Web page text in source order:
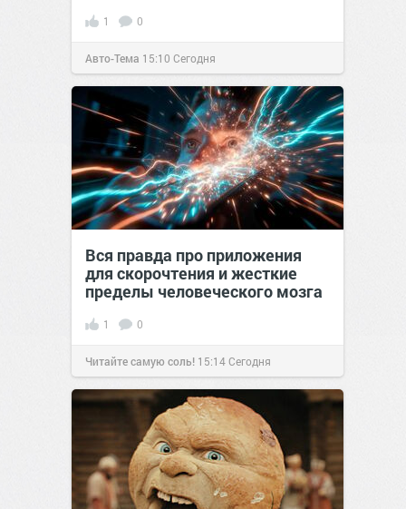
1 0
Авто-Тема 15:10 Сегодня
Вся правда про приложения
для скорочтения и жесткие
пределы человеческого мозга
1 0
Читайте самую соль! 15:14Сегодня